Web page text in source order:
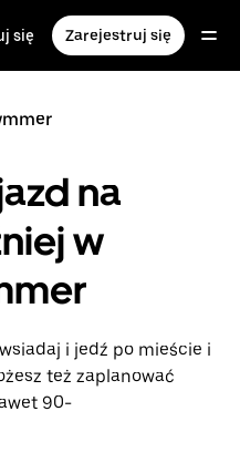
się Zarejestruj się
na
w
i jedź po mieście i
też zaplanować
90-